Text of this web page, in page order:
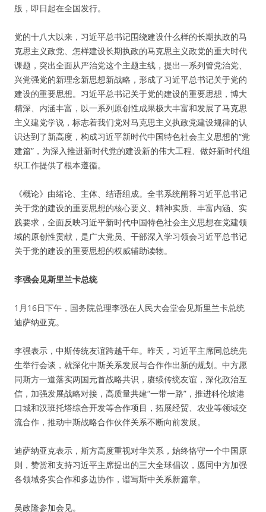
版，即日起在全国发行。
党的十八大以来，习近平总书记围绕建设什么样的长期执政的马
克思主义政党、怎样建设长期执政的马克思主义政党的重大时代
课题，突出全面从严治党这个主题主线，提出一系列管党治党、
兴党强党的新理念新思想新战略，形成了习近平总书记关于党的
建设的重要思想。习近平总书记关于党的建设的重要思想，博大
精深、内涵丰富，以一系列原创性成果极大丰富和发展了马克思
主义建党学说，标志着我们党对马克思主义执政党建设规律的认
识达到了新高度，构成习近平新时代中国特色社会主义思想的“党
建篇”，为深入推进新时代党的建设新的伟大工程、做好新时代组
织工作提供了根本遵循。
《概论》由绪论、主体、结语组成。全书系统阐释习近平总书记
关于党的建设的重要思想的核心要义、精神实质、丰富内涵、实
践要求，全面反映习近平新时代中国特色社会主义思想在党建领
域的原创性贡献，是广大党员、干部深入学习领会习近平总书记
关于党的建设的重要思想的权威辅助读物。
李强会见斯里兰卡总统
1月16日下午，国务院总理李强在人民大会堂会见斯里兰卡总统
迪萨纳亚克。
李强表示，中斯传统友谊跨越千年。昨天，习近平主席同总统先
生举行会谈，就深化中斯关系发展与合作作出新的规划。中方愿
同斯方一道落实两国元首战略共识，赓续传统友谊，深化政治互
信，加强发展战略对接，高质量共建“一带一路”，推进科伦坡港
口城和汉班托塔综合开发等合作项目，拓展经贸、农业等领域交
流合作，推动中斯战略合作伙伴关系不断向前发展。
迪萨纳亚克表示，斯方高度重视对华关系，始终恪守一个中国原
则，赞赏和支持习近平主席提出的三大全球倡议，愿同中方加强
各领域务实合作和多边协作，谱写斯中关系新篇章。
吴政隆参加会见。